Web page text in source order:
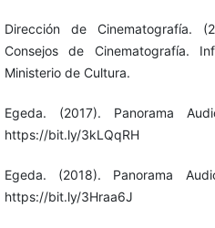
Dirección de Cinematografía.
Consejos de Cinematografía.
Ministerio de Cultura.
Egeda. (2017). Panorama
https://bit.ly/3kLQqRH
Egeda. (2018). Panorama
https://bit.ly/3Hraa6J